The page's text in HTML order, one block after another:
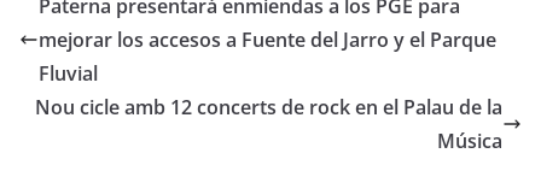
Paterna presentará enmiendas a los PGE para
mejorar los accesos a Fuente del Jarro y el Parque
Fluvial
Nou cicle amb 12 concerts de rock en el Palau de la
Música